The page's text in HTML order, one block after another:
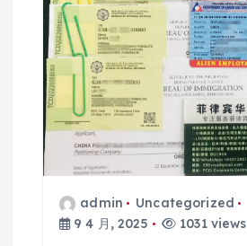
admin
Uncategorized
9 4 月, 2025
1031 views